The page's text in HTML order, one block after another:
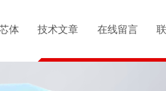
体 技术文章 在线留言